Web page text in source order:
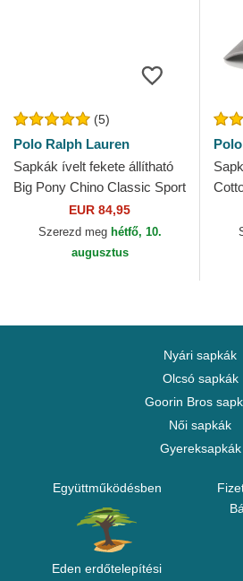
(5)
Polo Ralph Lauren
Sapkák ívelt fekete állítható
Big Pony Chino Classic Sport
Polo Ralph Lauren
EUR 84,95
Szerezd meg hétfő, 10.
augusztus
Nyári sapkák
Olcsó sapkák
Goorin Bros
Női sapkák
Gyereksapkák
Együttműködésben
Eden erdőtelepítési